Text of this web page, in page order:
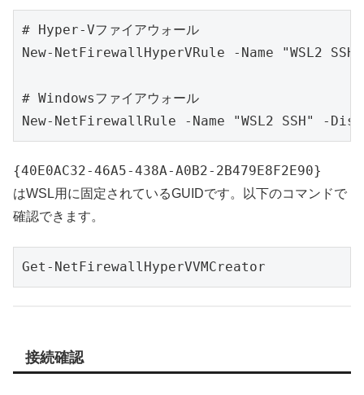
# Hyper-Vファイアウォール
New-NetFirewallHyperVRule -Name "WSL2
# Windowsファイアウォール
New-NetFirewallRule -Name "WSL2 SSH" -
{40E0AC32-46A5-438A-A0B2-2B479E8F2E90}
はWSL用に固定されているGUIDです。以下のコマンドで
確認できます。
Get-NetFirewallHyperVVMCreator
接続確認